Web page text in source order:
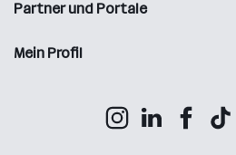
Partner und Portale
Mein Profil